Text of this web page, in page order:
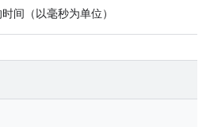
间（以毫秒为单位）